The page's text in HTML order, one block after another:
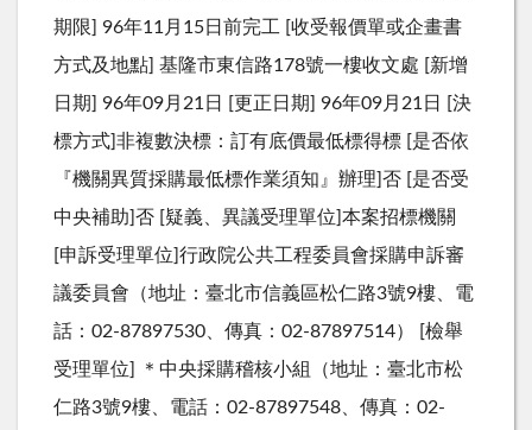
期限] 96年11月15日前完工 [收受報價單或企畫書
方式及地點] 基隆市東信路178號一樓收文處 [新增
日期] 96年09月21日 [更正日期] 96年09月21日 [決
標方式]非複數決標：訂有底價最低標得標 [是否依
『機關異質採購最低標作業須知』辦理]否 [是否受
中央補助]否 [疑義、異議受理單位]本案招標機關
[申訴受理單位]行政院公共工程委員會採購申訴審
議委員會（地址：臺北市信義區松仁路3號9樓、電
話：02-87897530、傳真：02-87897514） [檢舉
受理單位] ＊中央採購稽核小組（地址：臺北市松
仁路3號9樓、電話：02-87897548、傳真：02-